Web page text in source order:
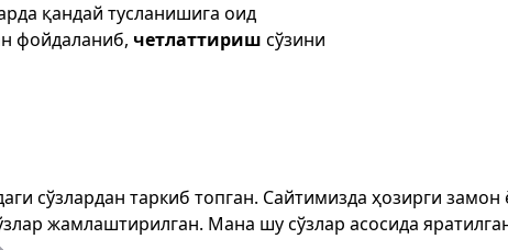
қандай тусланишига оид
фойдаланиб, четлаттириш сўзини
сўзлардан таркиб топган. Сайтимизда ҳозирги
жамлаштирилган. Мана шу сўзлар асосида